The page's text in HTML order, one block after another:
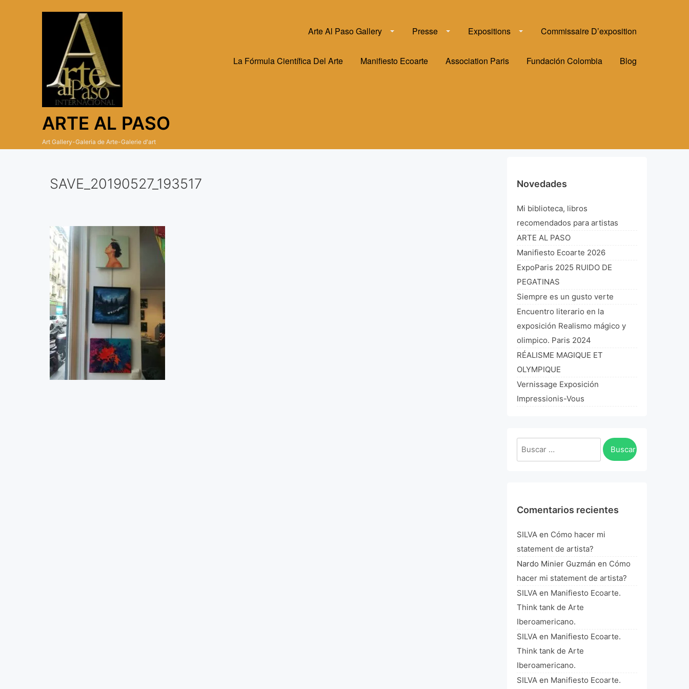
ARTE AL PASO
Art Gallery-Galeria de Arte-Galerie d'art
Arte Al Paso Gallery Presse Expositions Commissaire D’exposition
La Fórmula Científica Del Arte Manifiesto Ecoarte Association Paris Fundación Colombia Blog
SAVE_20190527_193517 Novedades
Mi biblioteca, libros
recomendados para artistas
ARTE AL PASO
Manifiesto Ecoarte 2026
ExpoParis 2025 RUIDO DE
PEGATINAS
Siempre es un gusto verte
Encuentro literario en la
exposición Realismo mágico y
olimpico. Paris 2024
RÉALISME MAGIQUE ET
OLYMPIQUE
Vernissage Exposición
Impressionis-Vous
Buscar:
Comentarios recientes
SILVA en Cómo hacer mi
statement de artista?
Nardo Minier Guzmán en Cómo
hacer mi statement de artista?
SILVA en Manifiesto Ecoarte.
Think tank de Arte
Iberoamericano.
SILVA en Manifiesto Ecoarte.
Think tank de Arte
Iberoamericano.
SILVA en Manifiesto Ecoarte.